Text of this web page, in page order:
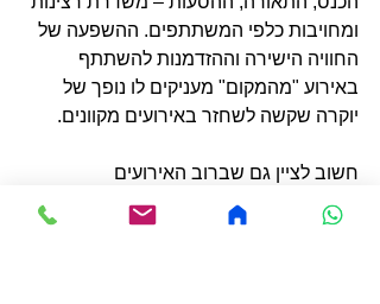
ומחויבות כלפי המשתתפים. ההשפעה של
החוויה הישירה וההזדמנות להשתתף
באירוע "מהמקום" מעניקים לו נופך של
יוקרה שקשה לשחזר באירועים מקוונים.
חשוב לציין גם שברוב האירועים
הפרונטליים כיום, ישנה אינטגרציה של
טכנולוגיה, מה שמאפשר להפיק את המיטב